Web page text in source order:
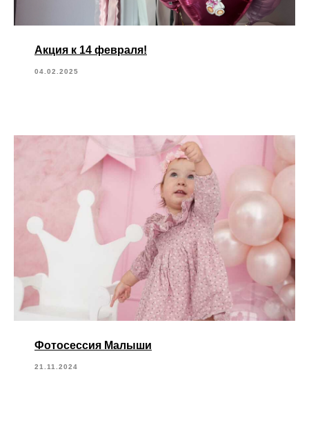
Акция к 14 февраля!
04.02.2025
Фотосессия Малыши
21.11.2024